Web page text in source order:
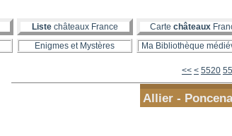
Liste châteaux France Carte châteaux
Enigmes et Mystères Ma Bibliothèque
<< < 5500
5510
5520
Allier -